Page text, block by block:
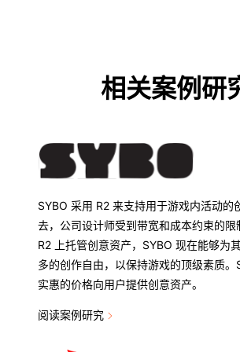
相关案例研
SYBO 采用 R2 来支持用于游戏内活动的
去，公司设计师受到带宽和成本约束的限
R2 上托管创意资产，SYBO 现在能够为
多的创作自由，以保持游戏的顶级素质。
实惠的价格向用户提供创意资产。
阅读案例研究